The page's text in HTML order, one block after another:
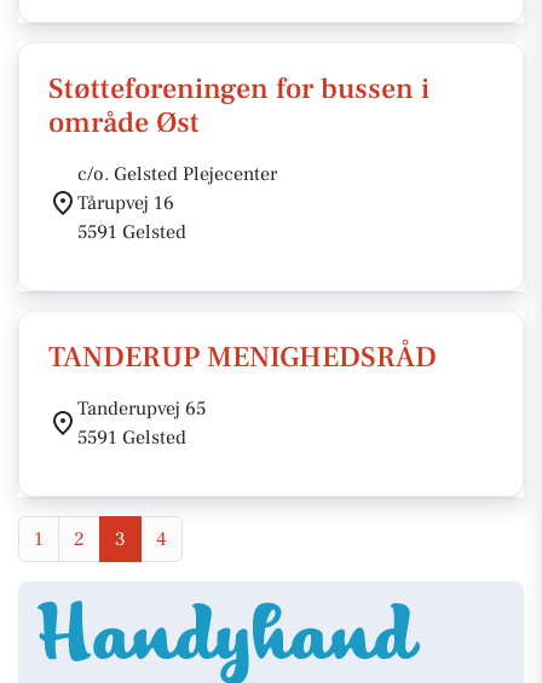
Støtteforeningen for bussen i
område Øst
c/o. Gelsted Plejecenter
Tårupvej 16
5591 Gelsted
TANDERUP MENIGHEDSRÅD
Tanderupvej 65
5591 Gelsted
1 2 3 4